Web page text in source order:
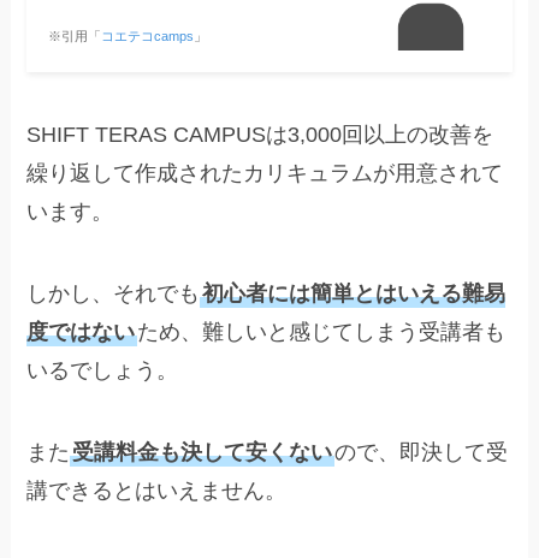
※引用「 コエテコcamps 」
SHIFT TERAS CAMPUSは3,000回以上の改善を
繰り返して作成されたカリキュラムが用意されて
います。
しかし、それでも初心者には簡単とはいえる難易
度ではないため、難しいと感じてしまう受講者も
いるでしょう。
また受講料金も決して安くないので、即決して受
講できるとはいえません。